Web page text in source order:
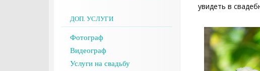
увидеть в
ДОП. УСЛУГИ
Фотограф
Видеограф
Услуги на свадьбу